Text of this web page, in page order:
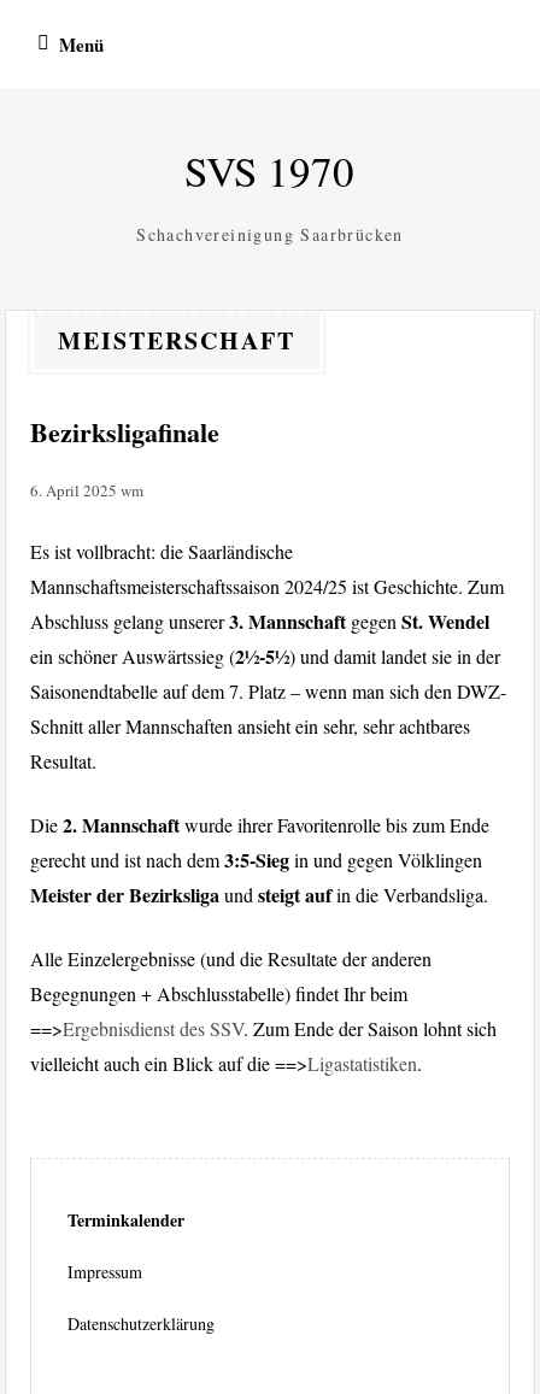
Inhalt Menü
SVS 1970
Schachvereinigung Saarbrücken
MEISTERSCHAFT
Bezirksligafinale
6. April 2025 wm
Es ist vollbracht: die Saarländische
Mannschaftsmeisterschaftssaison 2024/25 ist Geschichte. Zum
Abschluss gelang unserer3. MannschaftgegenSt. Wendel
ein schöner Auswärtssieg (2½-5½) und damit landet sie in der
Saisonendtabelle auf dem 7. Platz – wenn man sich den DWZ-
Schnitt aller Mannschaften ansieht ein sehr, sehr achtbares
Resultat.
Die2. Mannschaftwurde ihrer Favoritenrolle bis zum Ende
gerecht und ist nach dem3:5-Siegin und gegen Völklingen
Meister der Bezirksligaundsteigt aufin die Verbandsliga.
Alle Einzelergebnisse (und die Resultate der anderen
Begegnungen + Abschlusstabelle) findet Ihr beim
==>Ergebnisdienst des SSV. Zum Ende der Saison lohnt sich
vielleicht auch ein Blick auf die ==>Ligastatistiken.
Terminkalender
Impressum
Datenschutzerklärung